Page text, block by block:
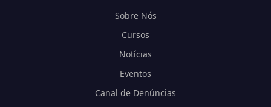
Sobre Nós
Cursos
Notícias
Eventos
Canal de Denúncias